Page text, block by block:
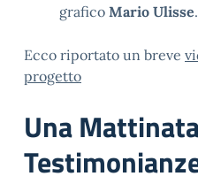
grafico Mario Ulisse.
Ecco riportato un breve
progetto
Una